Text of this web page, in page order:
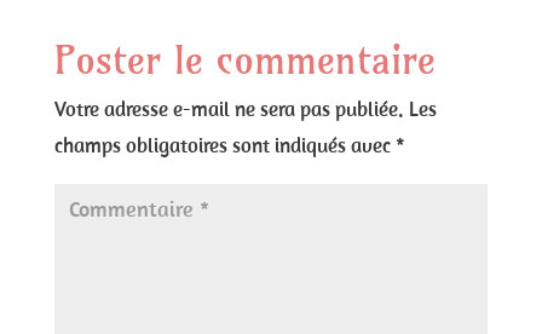
Poster le commentaire
Votre adresse e-mail ne sera pas publiée. Les
champs obligatoires sont indiqués avec *